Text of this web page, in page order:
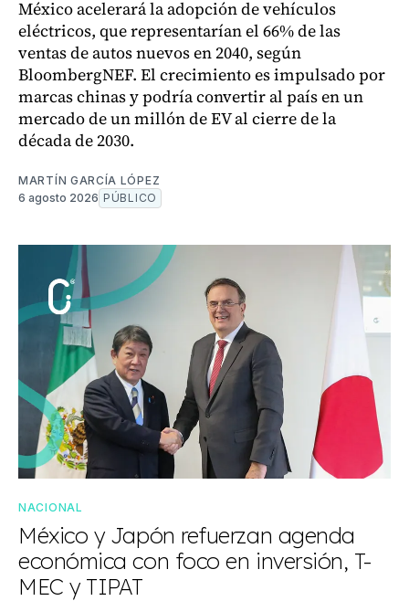
México acelerará la adopción de vehículos
eléctricos, que representarían el 66% de las
ventas de autos nuevos en 2040, según
BloombergNEF. El crecimiento es impulsado por
marcas chinas y podría convertir al país en un
mercado de un millón de EV al cierre de la
década de 2030.
MARTÍN GARCÍA LÓPEZ
6 agosto 2026 PÚBLICO
NACIONAL
México y Japón refuerzan agenda
económica con foco en inversión, T-
MEC y TIPAT